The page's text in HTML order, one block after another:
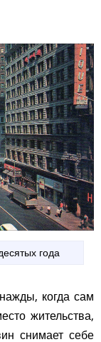
года
когда сам
жительства,
снимает себе